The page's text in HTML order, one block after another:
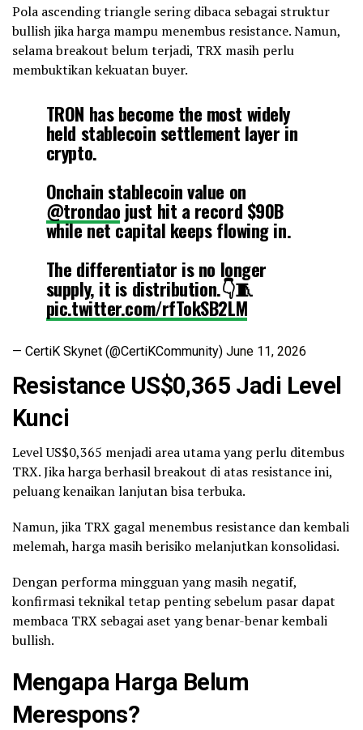
Pola ascending triangle sering dibaca sebagai struktur
bullish jika harga mampu menembus resistance. Namun,
selama breakout belum terjadi, TRX masih perlu
membuktikan kekuatan buyer.
TRON has become the most widely
held stablecoin settlement layer in
crypto.
Onchain stablecoin value on
@trondao just hit a record $90B
while net capital keeps flowing in.
The differentiator is no longer
supply, it is distribution.👇🧵
pic.twitter.com/rfTokSB2LM
— CertiK Skynet (@CertiKCommunity) June 11, 2026
Resistance US$0,365 Jadi Level
Kunci
Level US$0,365 menjadi area utama yang perlu ditembus
TRX. Jika harga berhasil breakout di atas resistance ini,
peluang kenaikan lanjutan bisa terbuka.
Namun, jika TRX gagal menembus resistance dan kembali
melemah, harga masih berisiko melanjutkan konsolidasi.
Dengan performa mingguan yang masih negatif,
konfirmasi teknikal tetap penting sebelum pasar dapat
membaca TRX sebagai aset yang benar-benar kembali
bullish.
Mengapa Harga Belum
Merespons?